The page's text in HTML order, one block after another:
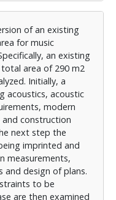
θεωρίας, τις
τις
και τον ορθό και
Κατόπιν
χαρακτηριστικών
μοντέλων
τοποθετούμενα
Στο επόμενο βήμα
ηχομονωτική
αλλά και σε σχέση
οι
για την
of an existing
for music
an existing
area of 290 m2
Initially, a
acoustics, acoustic
modern
construction
next step the
imprinted and
measurements,
and design of plans.
to be
are then examined